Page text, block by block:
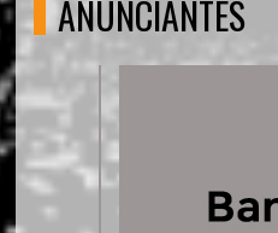
ANUNCIANTES